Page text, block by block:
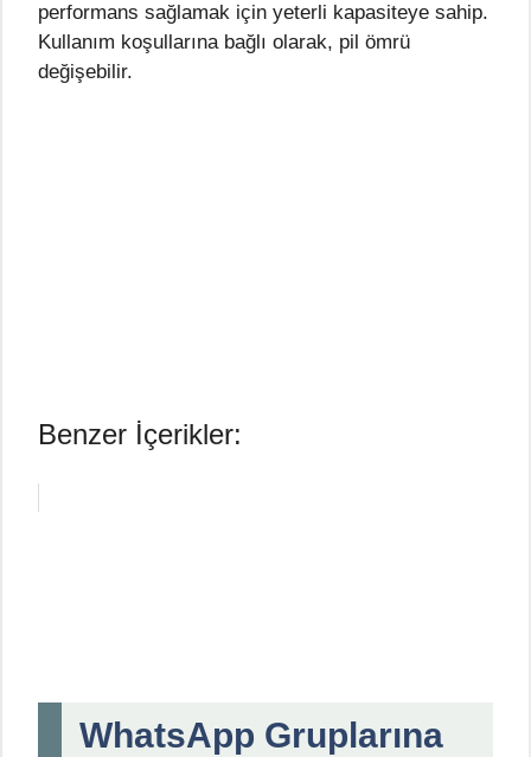
performans sağlamak için yeterli kapasiteye sahip.
Kullanım koşullarına bağlı olarak, pil ömrü
değişebilir.
Benzer İçerikler:
WhatsApp Gruplarına